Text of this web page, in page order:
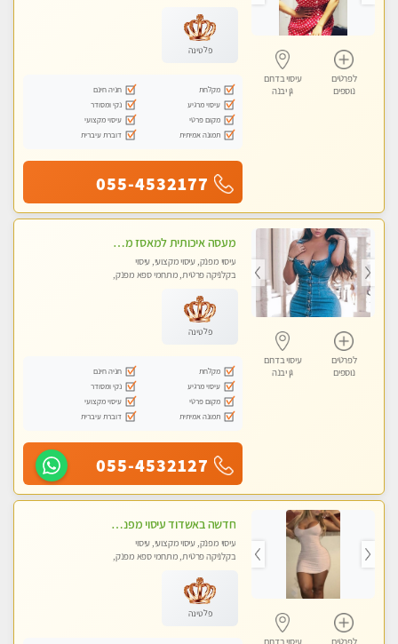
לפרטים
נוספים
עיסוי בדרום
גן יבנה
פלטינה
מקלחת
חניה חינם
עיסוי מרגיע
נקי ומסודר
מקום פרטי
עיסוי מקצועי
תמונה אמיתית
דוברת עיברית
055-4532177
לפרטים
נוספים
עיסוי בדרום
גן יבנה
מעסה איכותית למאסז מקצועי ומפנק לכל שרירי הגוף באשדוד
עיסוי מפנק, עיסוי מקצועי, עיסוי
בקלניקה פרטית, מתחמי ספא מפנק,
פלטינה
מקלחת
חניה חינם
עיסוי מרגיע
נקי ומסודר
מקום פרטי
עיסוי מקצועי
תמונה אמיתית
דוברת עיברית
055-4532127
לפרטים
עיסוי בדרום
חדשה באשדוד עיסוי מפנק בקליניקה פרטית שירות vip לרציניים בלבד! מומלץ!!
עיסוי מפנק, עיסוי מקצועי, עיסוי
בקלניקה פרטית, מתחמי ספא מפנק,
פלטינה